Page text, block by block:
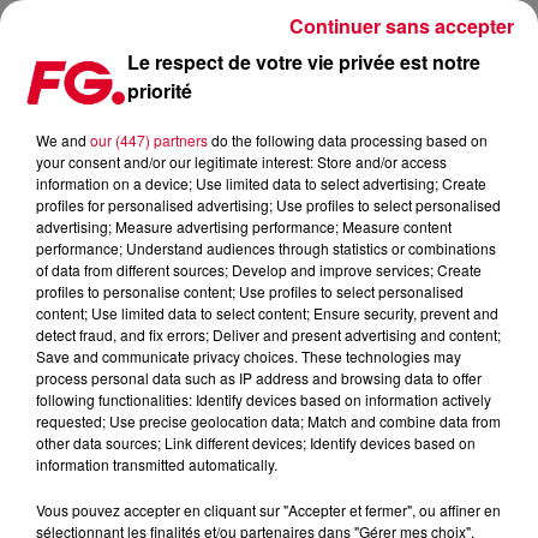
LES JARDINS SUSPENDUS DE RETOUR À MARSEILLE !
Publié : 28 mars 2022 à 12h12 par Christophe HUBERT
Jardins Suspendus
Le respect de votre vie privée est notre
priorité
We and our (447) partnersdo the following data processing based on
your consent and/or our legitimate interest: Store and/or access
information on a device; Use limited data to select advertising; Create
profiles for personalised advertising; Use profiles to select personalised
advertising; Measure advertising performance; Measure content
performance; Understand audiences through statistics or combinations
of data from different sources; Develop and improve services; Create
profiles to personalise content; Use profiles to select personalised
content; Use limited data to select content; Ensure security, prevent and
detect fraud, and fix errors; Deliver and present advertising and content;
Save and communicate privacy choices. These technologies may
process personal data such as IP address and browsing data to offer
following functionalities: Identify devices based on information actively
requested; Use precise geolocation data; Match and combine data from
other data sources; Link different devices; Identify devices based on
information transmitted automatically.
Vous pouvez accepter en cliquant sur "Accepter et fermer", ou affiner en
sélectionnant les finalités et/ou partenaires dans "Gérer mes choix".
Continuer sans accepter